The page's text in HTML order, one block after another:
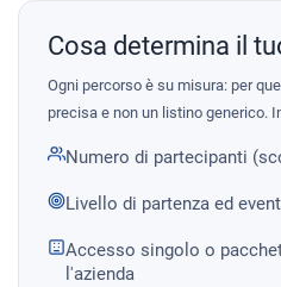
Cosa determina il
Ogni percorso è su misura: per
precisa e non un listino generico.
Numero di partecipanti
Livello di partenza ed
Accesso singolo o
l'azienda